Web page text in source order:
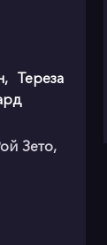
, Тереза
Зето,